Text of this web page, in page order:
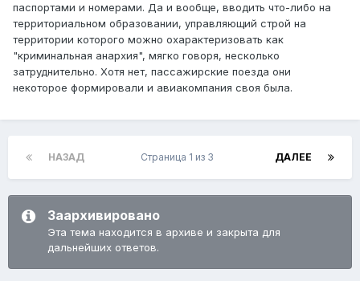
паспортами и номерами. Да и вообще, вводить что-либо на
территориальном образовании, управляющий строй на
территории которого можно охарактеризовать как
"криминальная анархия", мягко говоря, несколько
затруднительно. Хотя нет, пассажирские поезда они
некоторое формировали и авиакомпания своя была.
НАЗАД ДАЛЕЕ
Страница 1 из 3
Заархивировано
Эта тема находится в архиве и закрыта для
дальнейших ответов.